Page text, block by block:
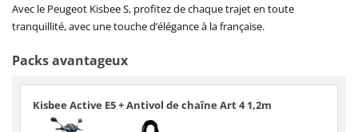
Avec le Peugeot Kisbee S, profitez de chaque trajet en toute
tranquillité, avec une touche d’élégance à la française.
Packs avantageux
Kisbee Active E5 + Antivol de chaîne Art 4 1,2m